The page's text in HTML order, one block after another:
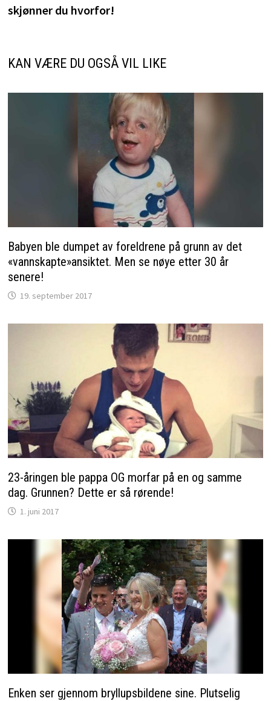
skjønner du hvorfor!
KAN VÆRE DU OGSÅ VIL LIKE
Babyen ble dumpet av foreldrene på grunn av det
«vannskapte»ansiktet. Men se nøye etter 30 år
senere!
19. september 2017
23-åringen ble pappa OG morfar på en og samme
dag. Grunnen? Dette er så rørende!
1. juni 2017
Enken ser gjennom bryllupsbildene sine. Plutselig